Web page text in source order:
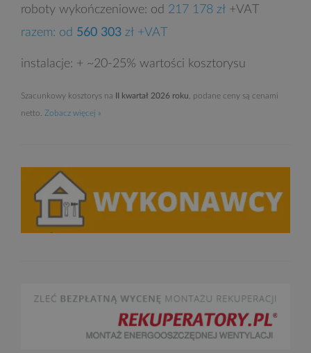
roboty wykończeniowe: od 217 178 zł +VAT
razem: od 560 303 zł +VAT
instalacje: + ~20-25% wartości kosztorysu
Szacunkowy kosztorys na II kwartał 2026 roku , podane ceny są cenami
netto. Zobacz więcej »